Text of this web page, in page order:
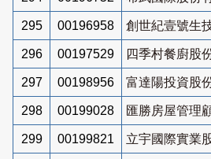
295 00196958 創世紀壹號生
296 00197529 四季村餐廚股
297 00198956 富達陽投資股
298 00199028 匯勝房屋管理
299 00199821 立宇國際實業